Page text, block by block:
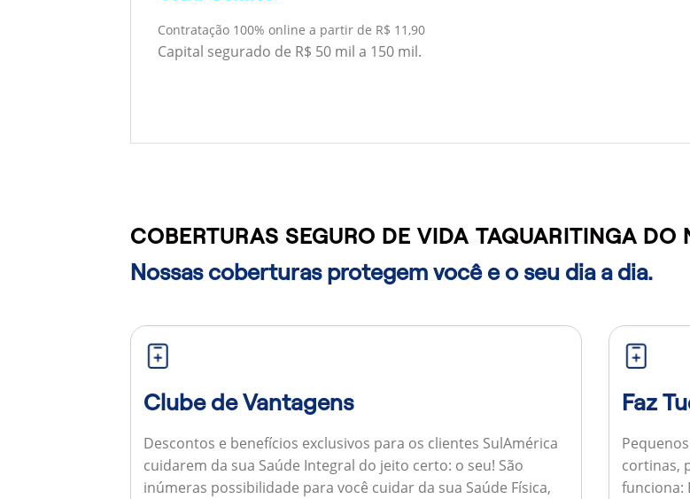
Contratação 100% online a partir de R$ 11,90
Capital segurado de R$ 50 mil a 150 mil.
COBERTURAS SEGURO DE VIDA TAQUARITINGA DO
Nossas coberturas protegem você e o seu dia a dia.
Clube de Vantagens
Descontos e benefícios exclusivos para os clientes SulAmérica
cuidarem da sua Saúde Integral do jeito certo: o seu! São
inúmeras possibilidade para você cuidar da sua Saúde Física,
Faz
cortinas,
funciona: